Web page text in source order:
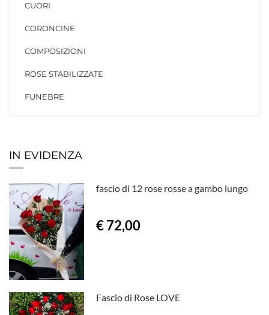
CUORI
CORONCINE
COMPOSIZIONI
ROSE STABILIZZATE
FUNEBRE
IN EVIDENZA
fascio di 12 rose rosse a gambo lungo
€ 72,00
Fascio di Rose LOVE